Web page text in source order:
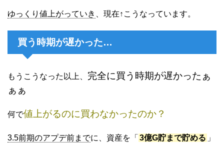
ゆっくり値上がっていき 、現在↑こうなっています。
買う時期が遅かった…
もうこうなった以上、 完全に買う時期が遅かったぁ
ぁぁ
何で値上がるのに買わなかったのか？
3.5前期のアプデ前までに、資産を「 3億G貯まで貯める 」